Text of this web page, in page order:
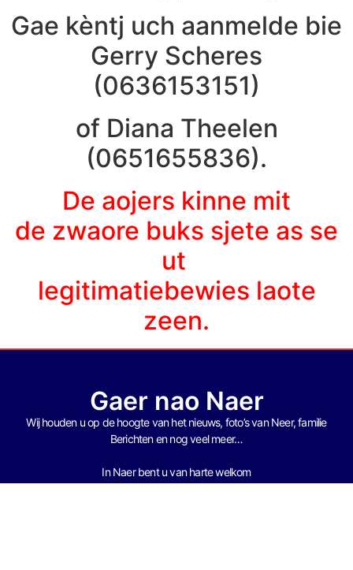
Gae kèntj uch aanmelde bie
Gerry Scheres
(0636153151)
of Diana Theelen
(0651655836).
De aojers kinne mit
de zwaore buks sjete as se
ut
legitimatiebewies laote
zeen.
Gaer nao Naer
Wij houden u op de hoogte van het nieuws, foto’s van Neer, familie
Berichten en nog veel meer…
In Naer bent u van harte welkom